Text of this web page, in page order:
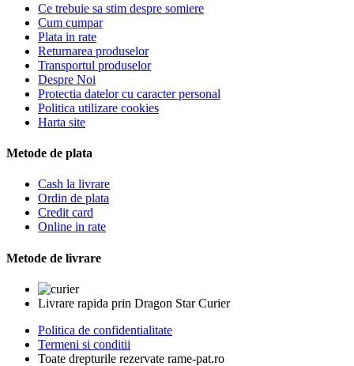
Ce trebuie sa stim despre somiere
Cum cumpar
Plata in rate
Returnarea produselor
Transportul produselor
Despre Noi
Protectia datelor cu caracter personal
Politica utilizare cookies
Harta site
Metode de plata
Cash la livrare
Ordin de plata
Credit card
Online in rate
Metode de livrare
Livrare rapida prin Dragon Star Curier
Politica de confidentialitate
Termeni si conditii
Toate drepturile rezervate rame-pat.ro